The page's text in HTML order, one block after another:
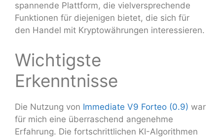
spannende Plattform, die vielversprechende
Funktionen für diejenigen bietet, die sich für
den Handel mit Kryptowährungen interessieren.
Wichtigste
Erkenntnisse
Die Nutzung von Immediate V9 Forteo (0.9) war
für mich eine überraschend angenehme
Erfahrung. Die fortschrittlichen KI-Algorithmen